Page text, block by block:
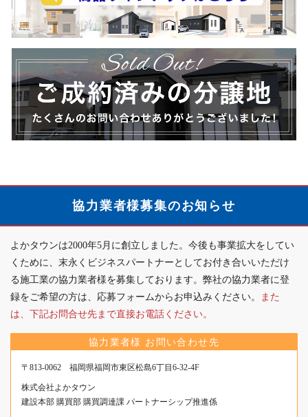
ご
相
こ
ち
ら
ャ
ン
ペ
ー
ン
の
ご
案
品
ラ
イ
ン
ナ
は
か
ら
分
譲
地
詳
細
協力業者様募集のお知らせ
よかタウンは2000年5月に創立しました。今後も事業拡大をしてい
くために、末永くビジネスパートナーとしてお付き合いいただけ
る施工業の協力業者様を募集しております。弊社の協力業者に登
録をご希望の方は、応募フォームからお申込みください。
また
は、下記お問合せ先まで直接お電話ください。
協力業者様 お問い合わせ先
〒813-0062 福岡県福岡市東区松島6丁目6-32-4F
株式会社よかタウン
建設本部 購買部 購買調達課 パートナーシップ推進係